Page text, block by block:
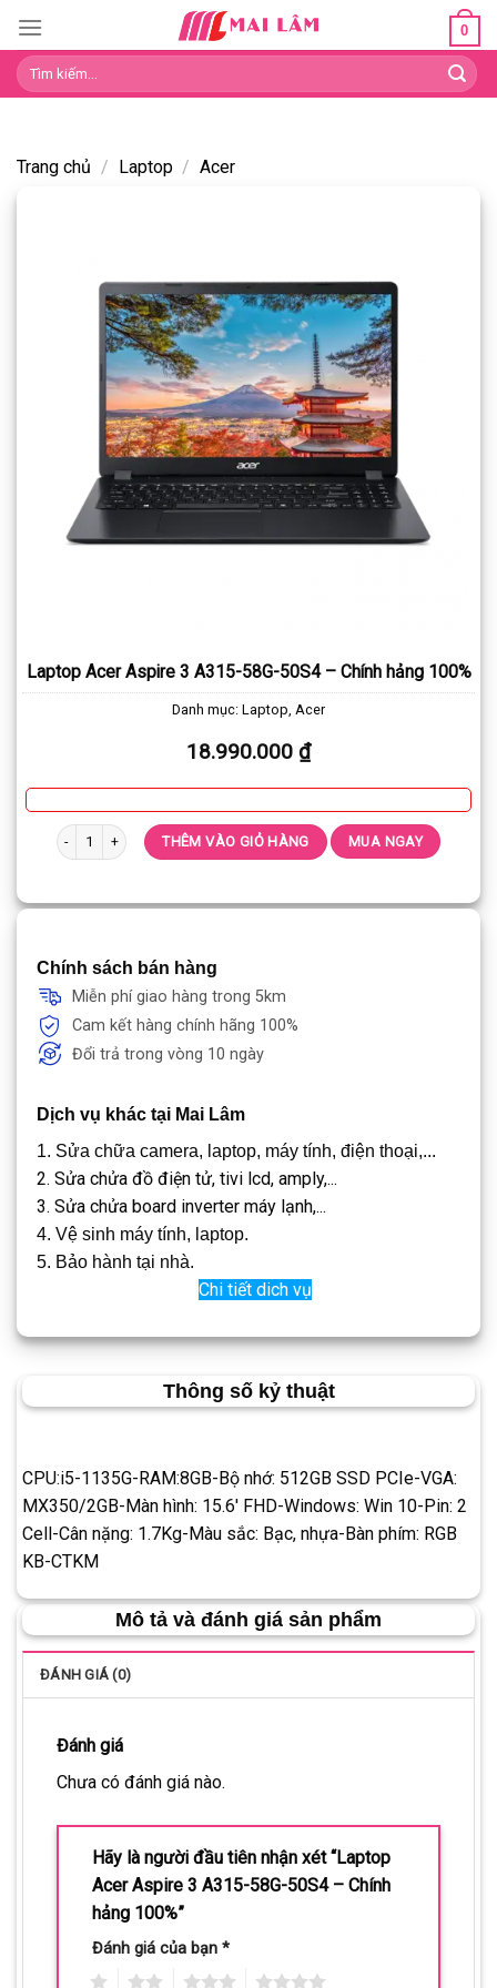
content
0
Tìm
kiếm:
Trang chủ / Laptop / Acer
Laptop Acer Aspire 3 A315-58G-50S4 – Chính hảng 100%
Danh mục: Laptop Acer
18.990.000 ₫
Laptop Acer Aspire 3 A315-58G-50S4 - Chính hảng 100% số lượng
THÊM VÀO GIỎ HÀNG MUA NGAY
Chính sách bán hàng
Miễn phí giao hàng trong 5km
Cam kết hàng chính hãng 100%
Đổi trả trong vòng 10 ngày
Dịch vụ khác tại Mai Lâm
1. Sửa chữa camera, laptop, máy tính, điện thoại,...
2. Sửa chửa đồ điện tử, tivi lcd, amply,...
3. Sửa chửa board inverter máy lạnh,...
4. Vệ sinh máy tính, laptop.
5. Bảo hành tại nhà.
Chi tiết dich vụ
Thông số kỷ thuật
CPU:i5-1135G-RAM:8GB-Bộ nhớ: 512GB SSD PCIe-VGA:
MX350/2GB-Màn hình: 15.6′ FHD-Windows: Win 10-Pin: 2
Cell-Cân nặng: 1.7Kg-Màu sắc: Bạc, nhựa-Bàn phím: RGB
KB-CTKM
Mô tả và đánh giá sản phẩm
ĐÁNH GIÁ (0)
Đánh giá
Chưa có đánh giá nào.
Hãy là người đầu tiên nhận xét “Laptop
Acer Aspire 3 A315-58G-50S4 – Chính
hảng 100%”
Đánh giá của bạn *